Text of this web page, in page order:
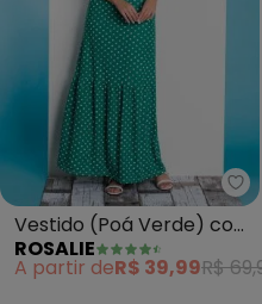
Vestido (Poá Verde) com
Babado
ROSALIE
A partir deR$ 39,99R$